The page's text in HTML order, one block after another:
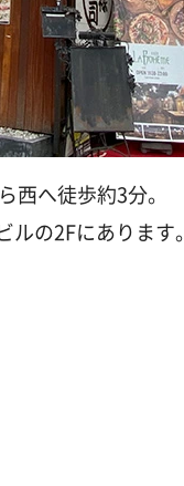
西へ徒歩約3分。
の2Fにあります。